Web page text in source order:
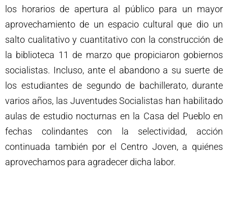
los horarios de apertura al público para un mayor
aprovechamiento de un espacio cultural que dio un
salto cualitativo y cuantitativo con la construcción de
la biblioteca 11 de marzo que propiciaron gobiernos
socialistas. Incluso, ante el abandono a su suerte de
los estudiantes de segundo de bachillerato, durante
varios años, las Juventudes Socialistas han habilitado
aulas de estudio nocturnas en la Casa del Pueblo en
fechas colindantes con la selectividad, acción
continuada también por el Centro Joven, a quiénes
aprovechamos para agradecer dicha labor.